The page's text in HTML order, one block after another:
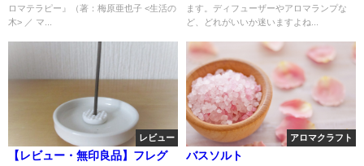
ロマテラピー』（著：梅原亜也子 <生活の
木> ／ マ...
ます。ディフューザーやアロマランプな
ど、どれがいいか迷いますよね...
レビュー
【レビュー・無印良品】フレグ
アロマクラフト
バスソルト